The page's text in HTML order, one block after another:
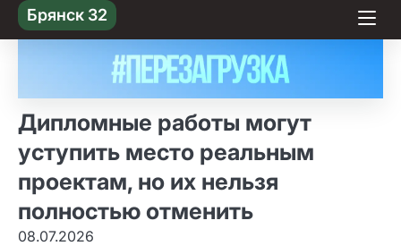
Skip
to content
Брянск 32
Дипломные работы могут
уступить место реальным
проектам, но их нельзя
полностью отменить
08.07.2026